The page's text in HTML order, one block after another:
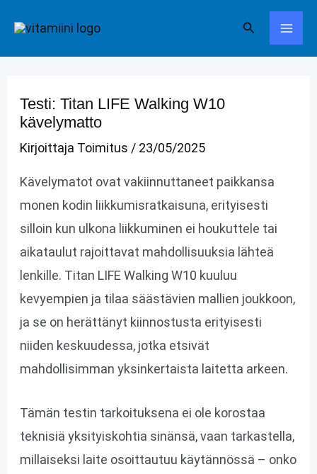
sisältöön
Hae
Testi: Titan LIFE Walking W10
kävelymatto
Kirjoittaja Toimitus / 23/05/2025
Kävelymatot ovat vakiinnuttaneet paikkansa
monen kodin liikkumisratkaisuna, erityisesti
silloin kun ulkona liikkuminen ei houkuttele tai
aikataulut rajoittavat mahdollisuuksia lähteä
lenkille. Titan LIFE Walking W10 kuuluu
kevyempien ja tilaa säästävien mallien joukkoon,
ja se on herättänyt kiinnostusta erityisesti
niiden keskuudessa, jotka etsivät
mahdollisimman yksinkertaista laitetta arkeen.
Tämän testin tarkoituksena ei ole korostaa
teknisiä yksityiskohtia sinänsä, vaan tarkastella,
millaiseksi laite osoittautuu käytännössä – onko